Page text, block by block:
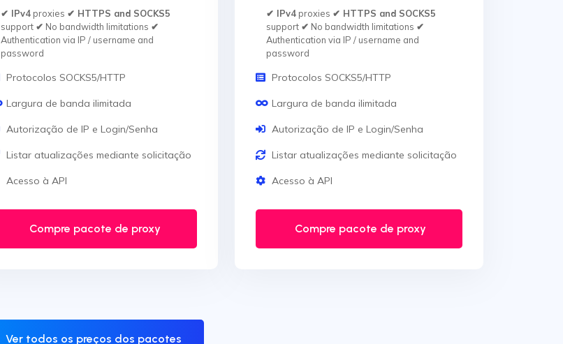
✔ IPv4proxies ✔ HTTPS and SOCKS5
support ✔ No bandwidth limitations ✔
Authentication via IP / username and
password
Protocolos SOCKS5/HTTP
Largura de banda ilimitada
Autorização de IP e Login/Senha
Listar atualizações mediante solicitação
Acesso à API
Compre pacote de proxy
✔ IPv4proxies ✔ HTTPS and SOCKS5
support ✔ No bandwidth limitations ✔
Authentication via IP / username and
password
Protocolos SOCKS5/HTTP
Largura de banda ilimitada
Autorização de IP e Login/Senha
Listar atualizações mediante solicitação
Acesso à API
Compre pacote de proxy
Ver todos os preços dos pacotes